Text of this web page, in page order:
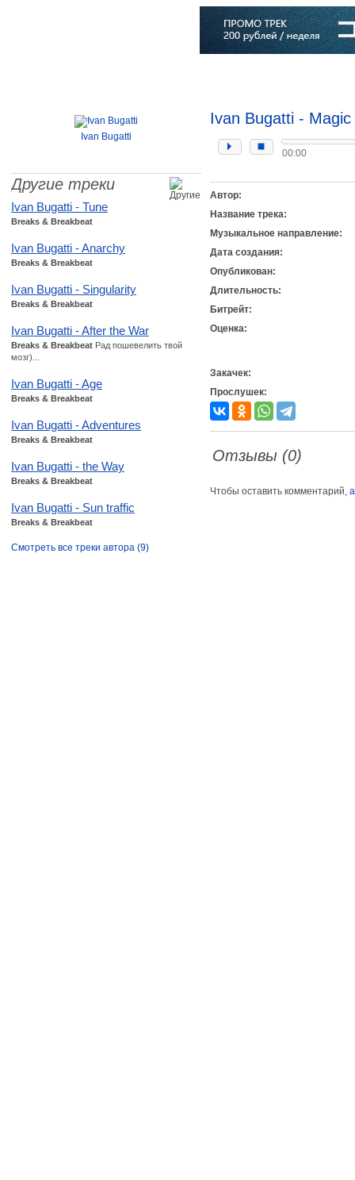
Ivan Bugatti
Другие треки
Ivan Bugatti - Tune
Breaks & Breakbeat
Ivan Bugatti - Anarchy
Breaks & Breakbeat
Ivan Bugatti - Singularity
Breaks & Breakbeat
Ivan Bugatti - After the War
Breaks & Breakbeat Рад пошевелить твой
мозг)...
Ivan Bugatti - Age
Breaks & Breakbeat
Ivan Bugatti - Adventures
Breaks & Breakbeat
Ivan Bugatti - the Way
Breaks & Breakbeat
Ivan Bugatti - Sun traffic
Breaks & Breakbeat
Смотреть все треки автора (9)
Ivan Bugatti - Magic
00:00
Автор:
Название трека:
Музыкальное направление:
Дата создания:
Опубликован:
Длительность:
Битрейт:
Оценка:
Закачек:
Прослушек:
Отзывы (0)
Чтобы оставить комментарий,